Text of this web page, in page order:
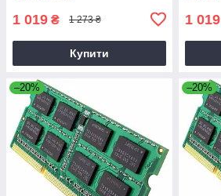
1 019 ₴ 1 273 ₴
Купити
1 019
–20% –20%